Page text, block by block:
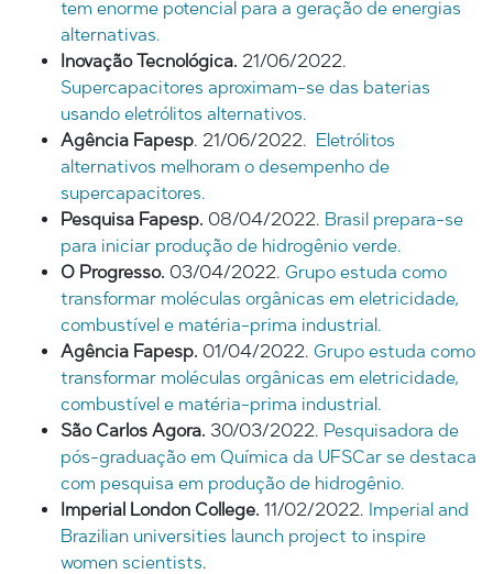
tem enorme potencial para a geração de energias
alternativas.
Inovação Tecnológica. 21/06/2022.
Supercapacitores aproximam-se das baterias
usando eletrólitos alternativos.
Agência Fapesp. 21/06/2022. Eletrólitos
alternativos melhoram o desempenho de
supercapacitores.
Pesquisa Fapesp. 08/04/2022. Brasil prepara-se
para iniciar produção de hidrogênio verde.
O Progresso. 03/04/2022. Grupo estuda como
transformar moléculas orgânicas em eletricidade,
combustível e matéria-prima industrial.
Agência Fapesp. 01/04/2022. Grupo estuda como
transformar moléculas orgânicas em eletricidade,
combustível e matéria-prima industrial.
São Carlos Agora. 30/03/2022. Pesquisadora de
pós-graduação em Química da UFSCar se destaca
com pesquisa em produção de hidrogênio.
Imperial London College. 11/02/2022. Imperial and
Brazilian universities launch project to inspire
women scientists.